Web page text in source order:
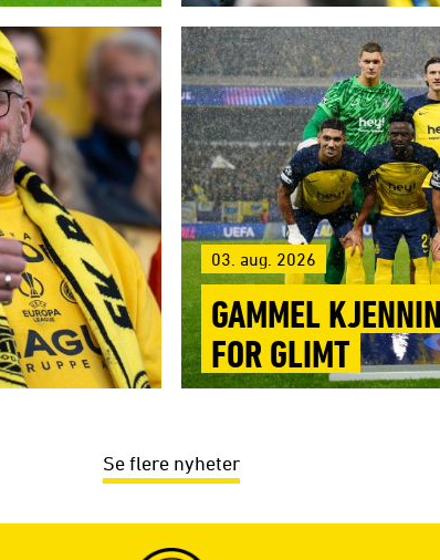
03. aug. 2026
GAMMEL
FOR GLIMT
Se flere nyheter